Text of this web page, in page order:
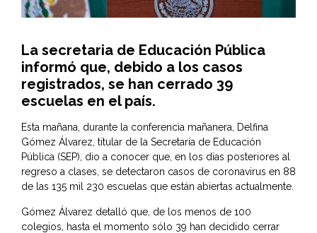
La secretaria de Educación Pública
informó que, debido a los casos
registrados, se han cerrado 39
escuelas en el país.
Esta mañana, durante la conferencia mañanera, Delfina
Gómez Álvarez, titular de la Secretaría de Educación
Pública (SEP), dio a conocer que, en los días posteriores al
regreso a clases, se detectaron casos de coronavirus en 88
de las 135 mil 230 escuelas que están abiertas actualmente.
Gómez Álvarez detalló que, de los menos de 100
colegios, hasta el momento sólo 39 han decidido cerrar